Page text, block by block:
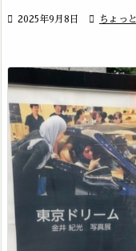
 2025年9月8日  ちょっ